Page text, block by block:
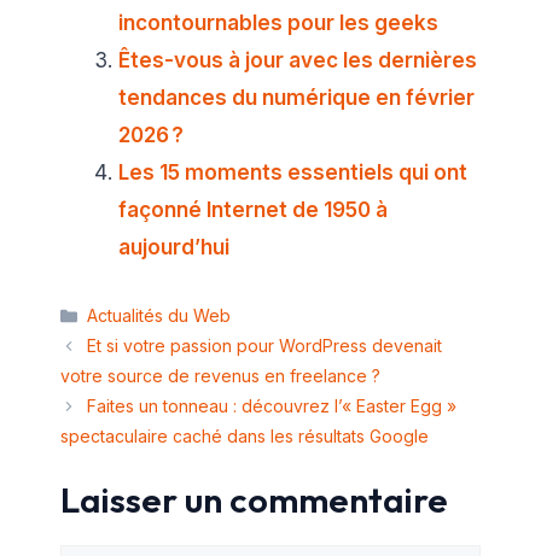
incontournables pour les geeks
Êtes-vous à jour avec les dernières
tendances du numérique en février
2026 ?
Les 15 moments essentiels qui ont
façonné Internet de 1950 à
aujourd’hui
Catégories
Actualités du Web
Et si votre passion pour WordPress devenait
votre source de revenus en freelance ?
Faites un tonneau : découvrez l’« Easter Egg »
spectaculaire caché dans les résultats Google
Laisser un commentaire